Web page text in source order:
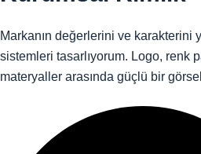
Markanın değerlerini ve karakterini
sistemleri tasarlıyorum. Logo, renk
materyaller arasında güçlü bir